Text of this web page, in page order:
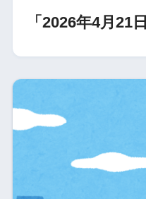
「2026年4月21